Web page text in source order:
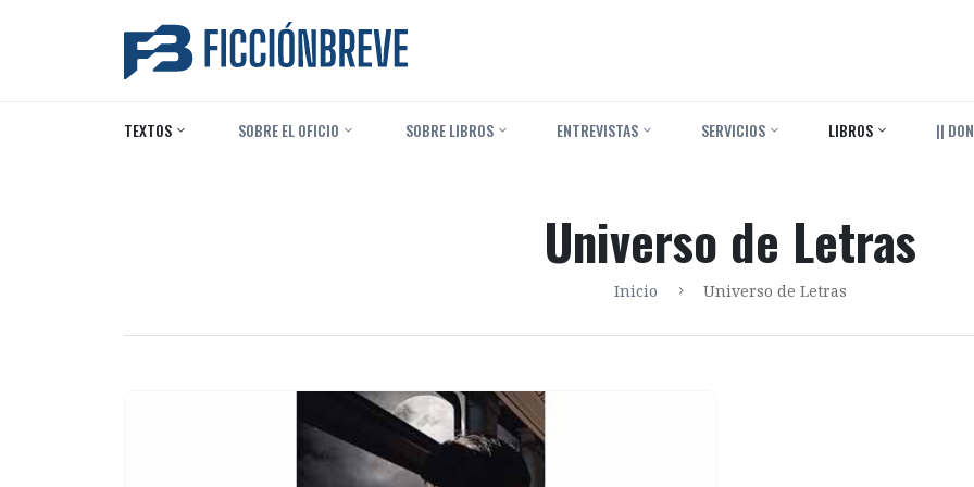
TEXTOS ‎ SOBRE EL OFICIO ‎ SOBRE LIBROS ENTREVISTAS SERVICIOS LIBROS ||
Universo de Letras
Inicio Universo de Letras